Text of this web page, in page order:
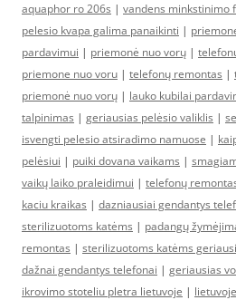
aquaphor ro 206s | vandens minkstinimo
pelesio kvapa galima panaikinti |
pardavimui | priemonė nuo vorų |
priemone nuo voru | telefonų remontas |
priemonė nuo vorų | lauko kubilai
talpinimas | geriausias pelėsio valiklis |
isvengti pelesio atsiradimo namuose |
pelėsiui | puiki dovana vaikams |
vaikų laiko praleidimui | telefonų
kaciu kraikas | dazniausiai gendantys
sterilizuotoms katėms | padangų
remontas | sterilizuotoms katėms
dažnai gendantys telefonai | geriausias
ikrovimo stoteliu pletra lietuvoje |